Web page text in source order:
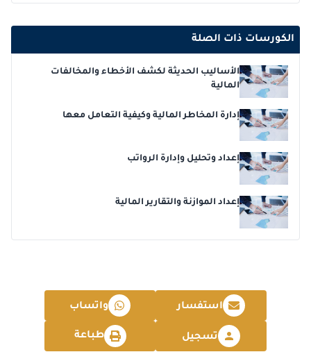
الكورسات ذات الصلة
الأساليب الحديثة لكشف الأخطاء والمخالفات
المالية
إدارة المخاطر المالية وكيفية التعامل معها
إعداد وتحليل وإدارة الرواتب
إعداد الموازنة والتقارير المالية
استفسار واتساب
تسجيل طباعة